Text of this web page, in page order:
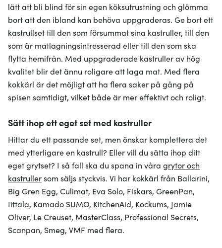
lätt att bli blind för sin egen köksutrustning och glömma
bort att den ibland kan behöva uppgraderas. Ge bort ett
kastrullset till den som försummat sina kastruller, till den
som är matlagningsintresserad eller till den som ska
flytta hemifrån. Med uppgraderade kastruller av hög
kvalitet blir det ännu roligare att laga mat. Med flera
kokkärl är det möjligt att ha flera saker på gång på
spisen samtidigt, vilket både är mer effektivt och roligt.
Sätt ihop ett eget set med kastruller
Hittar du ett passande set, men önskar komplettera det
med ytterligare en kastrull? Eller vill du sätta ihop ditt
eget grytset? I så fall ska du spana in våra grytor och
kastrullersom säljs styckvis. Vi har kokkärl från Ballarini,
Big Gren Egg, Culimat, Eva Solo, Fiskars, GreenPan,
Iittala, Kamado SUMO, KitchenAid, Kockums, Jamie
Oliver, Le Creuset, MasterClass, Professional Secrets,
Scanpan, Smeg, VMF med flera.